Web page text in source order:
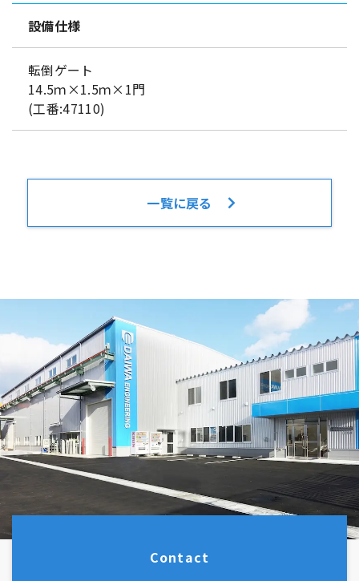
設備仕様
転倒ゲート
14.5ｍ×1.5ｍ×1門
(工番:47110)
一覧に戻る
Contact